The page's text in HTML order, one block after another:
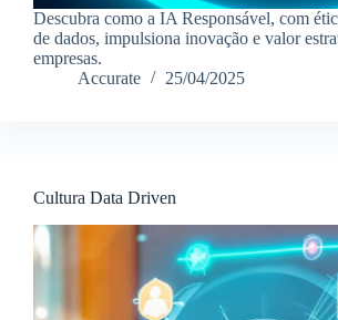
Descubra como a IA Responsável, com
de dados, impulsiona inovação e valor
empresas.
Accurate
25/04/2025
Cultura Data Driven